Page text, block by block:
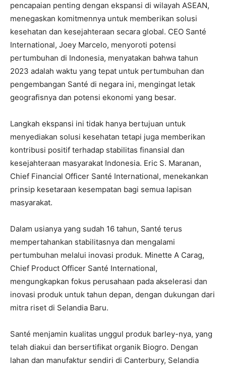
pencapaian penting dengan ekspansi di wilayah ASEAN,
menegaskan komitmennya untuk memberikan solusi
kesehatan dan kesejahteraan secara global. CEO Santé
International, Joey Marcelo, menyoroti potensi
pertumbuhan di Indonesia, menyatakan bahwa tahun
2023 adalah waktu yang tepat untuk pertumbuhan dan
pengembangan Santé di negara ini, mengingat letak
geografisnya dan potensi ekonomi yang besar.
Langkah ekspansi ini tidak hanya bertujuan untuk
menyediakan solusi kesehatan tetapi juga memberikan
kontribusi positif terhadap stabilitas finansial dan
kesejahteraan masyarakat Indonesia. Eric S. Maranan,
Chief Financial Officer Santé International, menekankan
prinsip kesetaraan kesempatan bagi semua lapisan
masyarakat.
Dalam usianya yang sudah 16 tahun, Santé terus
mempertahankan stabilitasnya dan mengalami
pertumbuhan melalui inovasi produk. Minette A Carag,
Chief Product Officer Santé International,
mengungkapkan fokus perusahaan pada akselerasi dan
inovasi produk untuk tahun depan, dengan dukungan dari
mitra riset di Selandia Baru.
Santé menjamin kualitas unggul produk barley-nya, yang
telah diakui dan bersertifikat organik Biogro. Dengan
lahan dan manufaktur sendiri di Canterbury, Selandia